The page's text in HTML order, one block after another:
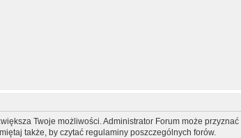
Twoje możliwości. Administrator Forum może
także, by czytać regulaminy poszczególnych forów.